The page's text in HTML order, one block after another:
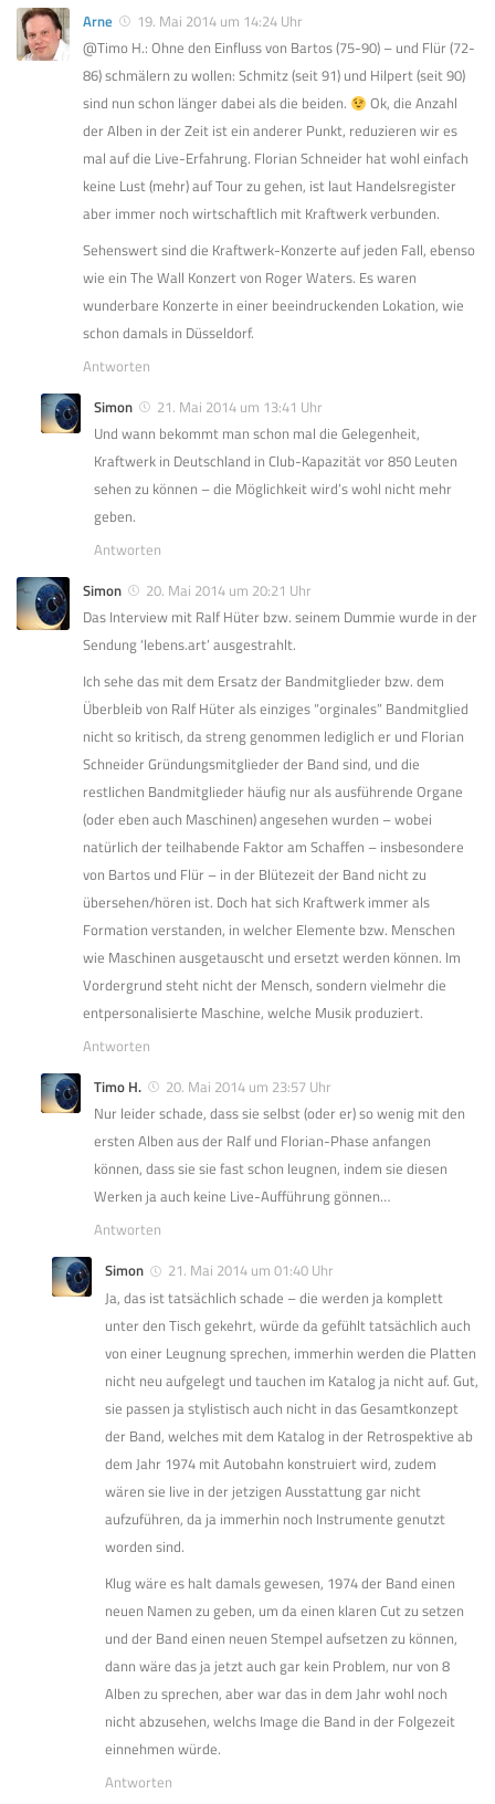
Arne
19. Mai 2014 um 14:24 Uhr
@Timo H.: Ohne den Einfluss von Bartos (75-90) – und Flür (72-
86) schmälern zu wollen: Schmitz (seit 91) und Hilpert (seit 90)
sind nun schon länger dabei als die beiden.
Ok, die Anzahl
der Alben in der Zeit ist ein anderer Punkt, reduzieren wir es
mal auf die Live-Erfahrung. Florian Schneider hat wohl einfach
keine Lust (mehr) auf Tour zu gehen, ist laut Handelsregister
aber immer noch wirtschaftlich mit Kraftwerk verbunden.
Sehenswert sind die Kraftwerk-Konzerte auf jeden Fall, ebenso
wie ein The Wall Konzert von Roger Waters. Es waren
wunderbare Konzerte in einer beeindruckenden Lokation, wie
schon damals in Düsseldorf.
Antworten
Simon
21. Mai 2014 um 13:41 Uhr
Und wann bekommt man schon mal die Gelegenheit,
Kraftwerk in Deutschland in Club-Kapazität vor 850 Leuten
sehen zu können – die Möglichkeit wird’s wohl nicht mehr
geben.
Antworten
Simon
20. Mai 2014 um 20:21 Uhr
Das Interview mit Ralf Hüter bzw. seinem Dummie wurde in der
Sendung ‘lebens.art’ ausgestrahlt.
Ich sehe das mit dem Ersatz der Bandmitglieder bzw. dem
Überbleib von Ralf Hüter als einziges “orginales” Bandmitglied
nicht so kritisch, da streng genommen lediglich er und Florian
Schneider Gründungsmitglieder der Band sind, und die
restlichen Bandmitglieder häufig nur als ausführende Organe
(oder eben auch Maschinen) angesehen wurden – wobei
natürlich der teilhabende Faktor am Schaffen – insbesondere
von Bartos und Flür – in der Blütezeit der Band nicht zu
übersehen/hören ist. Doch hat sich Kraftwerk immer als
Formation verstanden, in welcher Elemente bzw. Menschen
wie Maschinen ausgetauscht und ersetzt werden können. Im
Vordergrund steht nicht der Mensch, sondern vielmehr die
entpersonalisierte Maschine, welche Musik produziert.
Antworten
Timo H.
20. Mai 2014 um 23:57 Uhr
Nur leider schade, dass sie selbst (oder er) so wenig mit den
ersten Alben aus der Ralf und Florian-Phase anfangen
können, dass sie sie fast schon leugnen, indem sie diesen
Werken ja auch keine Live-Aufführung gönnen…
Antworten
Simon
21. Mai 2014 um 01:40 Uhr
Ja, das ist tatsächlich schade – die werden ja komplett
unter den Tisch gekehrt, würde da gefühlt tatsächlich auch
von einer Leugnung sprechen, immerhin werden die Platten
nicht neu aufgelegt und tauchen im Katalog ja nicht auf. Gut,
sie passen ja stylistisch auch nicht in das Gesamtkonzept
der Band, welches mit dem Katalog in der Retrospektive ab
dem Jahr 1974 mit Autobahn konstruiert wird, zudem
wären sie live in der jetzigen Ausstattung gar nicht
aufzuführen, da ja immerhin noch Instrumente genutzt
worden sind.
Klug wäre es halt damals gewesen, 1974 der Band einen
neuen Namen zu geben, um da einen klaren Cut zu setzen
und der Band einen neuen Stempel aufsetzen zu können,
dann wäre das ja jetzt auch gar kein Problem, nur von 8
Alben zu sprechen, aber war das in dem Jahr wohl noch
nicht abzusehen, welchs Image die Band in der Folgezeit
einnehmen würde.
Antworten